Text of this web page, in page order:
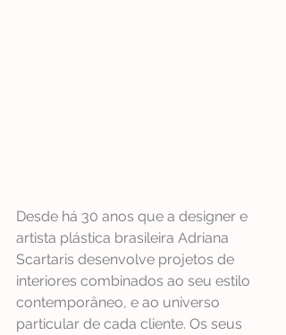
Desde há 30 anos que a designer e
artista plástica brasileira Adriana
Scartaris desenvolve projetos de
interiores combinados ao seu estilo
contemporâneo, e ao universo
particular de cada cliente. Os seus